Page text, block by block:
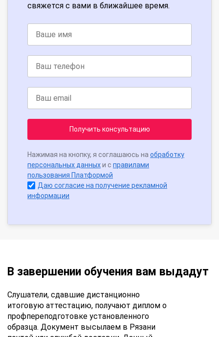
свяжется с вами в ближайшее время.
Получить консультацию
Нажимая на кнопку, я соглашаюсь на обработку
персональных данныхи с правилами
пользования Платформой
Даю согласие на получение рекламной
информации
В завершении обучения вам выдадут
Слушатели, сдавшие дистанционно
итоговую аттестацию, получают диплом о
профпереподготовке установленного
образца. Документ высылаем в Рязани